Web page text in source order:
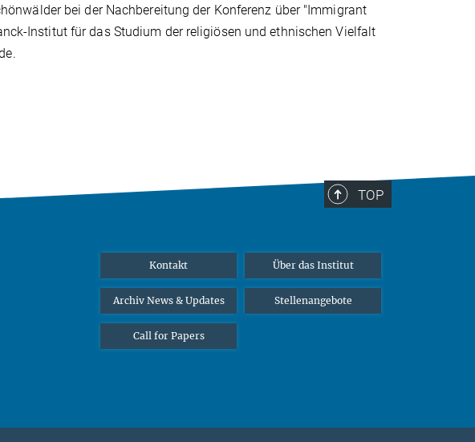
bei der Nachbereitung der Konferenz über "Immigrant
Institut für das Studium der religiösen und ethnischen Vielfalt
TOP
Kontakt Über das Institut
Archiv News & Updates Stellenangebote
Call for Papers